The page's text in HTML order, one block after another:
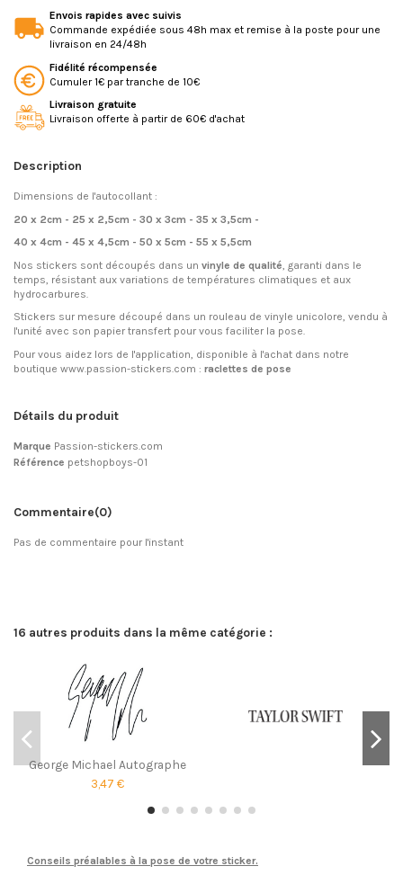
Envois rapides avec suivis
Commande expédiée sous 48h max et remise à la poste pour une
livraison en 24/48h
Fidélité récompensée
Cumuler 1€ par tranche de 10€
Livraison gratuite
Livraison offerte à partir de 60€ d'achat
Description
Dimensions de l'autocollant :
20 x 2cm - 25 x 2,5cm - 30 x 3cm - 35 x 3,5cm -
40 x 4cm - 45 x 4,5cm - 50 x 5cm - 55 x 5,5cm
Nos stickers sont découpés dans un vinyle de qualité , garanti dans le
temps, résistant aux variations de températures climatiques et aux
hydrocarbures.
Stickers sur mesure découpé dans un rouleau de vinyle unicolore, vendu à
l'unité avec son papier transfert pour vous faciliter la pose.
Pour vous aidez lors de l'application, disponible à l'achat dans notre
boutique www.passion-stickers.com : raclettes de pose
Détails du produit
Marque Passion-stickers.com
Référence petshopboys-01
Commentaire(0)
Pas de commentaire pour l'instant
16 autres produits dans la même catégorie :
George Michael Autographe
3,47 €
Conseils préalables à la pose de votre sticker.